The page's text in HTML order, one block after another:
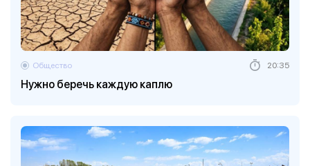
Нужно беречь каждую каплю
Общество 20:35